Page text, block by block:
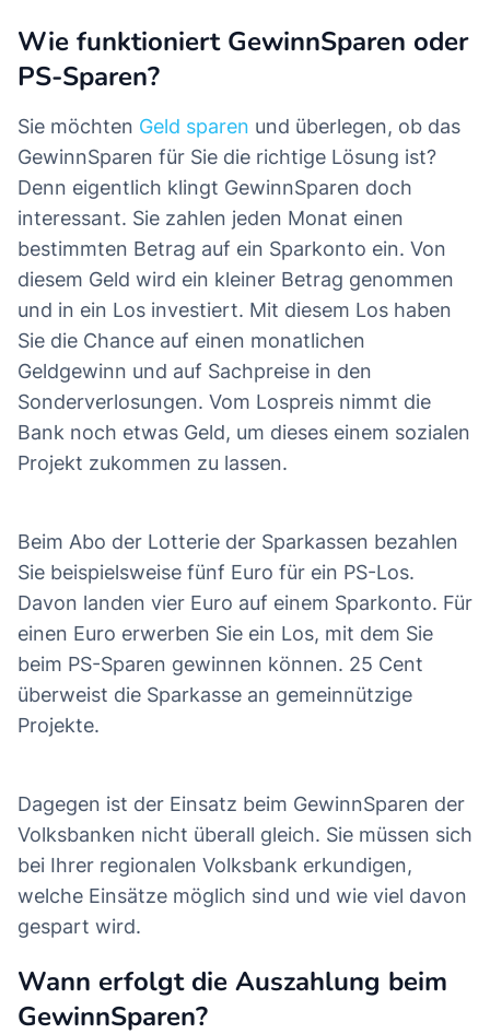
Wie funktioniert GewinnSparen oder
PS-Sparen?
Sie möchten Geld sparen und überlegen, ob das
GewinnSparen für Sie die richtige Lösung ist?
Denn eigentlich klingt GewinnSparen doch
interessant. Sie zahlen jeden Monat einen
bestimmten Betrag auf ein Sparkonto ein. Von
diesem Geld wird ein kleiner Betrag genommen
und in ein Los investiert. Mit diesem Los haben
Sie die Chance auf einen monatlichen
Geldgewinn und auf Sachpreise in den
Sonderverlosungen. Vom Lospreis nimmt die
Bank noch etwas Geld, um dieses einem sozialen
Projekt zukommen zu lassen.
Beim Abo der Lotterie der Sparkassen bezahlen
Sie beispielsweise fünf Euro für ein PS-Los.
Davon landen vier Euro auf einem Sparkonto. Für
einen Euro erwerben Sie ein Los, mit dem Sie
beim PS-Sparen gewinnen können. 25 Cent
überweist die Sparkasse an gemeinnützige
Projekte.
Dagegen ist der Einsatz beim GewinnSparen der
Volksbanken nicht überall gleich. Sie müssen sich
bei Ihrer regionalen Volksbank erkundigen,
welche Einsätze möglich sind und wie viel davon
gespart wird.
Wann erfolgt die Auszahlung beim
GewinnSparen?